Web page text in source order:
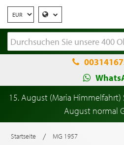
15. August (Maria Himmelfahrt)
August normal
Startseite / MG 1957